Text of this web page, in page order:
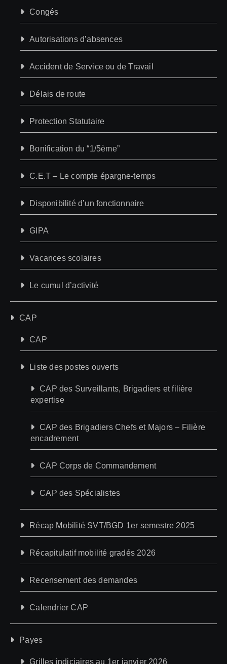
Congés
Autorisations d’absences
Accident de Service ou de Travail
Délais de route
Protection Statutaire
Bonification du “1/5ème”
C.E.T – Le compte épargne-temps
Disponibilité d’un fonctionnaire
GIPA
Vacances scolaires
Le cumul d’activité
CAP
CAP
Liste des postes ouverts
CAP des Surveillants, Brigadiers et filière
expertise
CAP des Brigadiers Chefs et Majors – Filière
encadrement
CAP Corps de Commandement
CAP des Spécialistes
Récap Mobilité SVT/BGD 1er semestre 2025
Récapitulatif mobilité gradés 2026
Recensement des demandes
Calendrier CAP
Payes
Grilles indiciaires au 1er janvier 2026